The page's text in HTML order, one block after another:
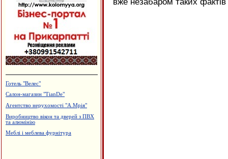
Готель "Велес"
Салон-магазин "TianDe"
Агентство нерухомості "А.Мрія"
Виробництво вікон та дверей з ПВХ
та алюмінію
Меблі і меблева фурнітура